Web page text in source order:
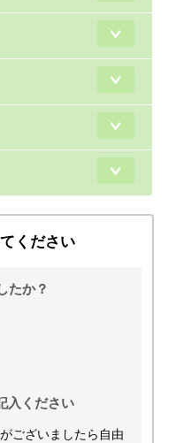
ください
たか？
入ください
ございましたら自由